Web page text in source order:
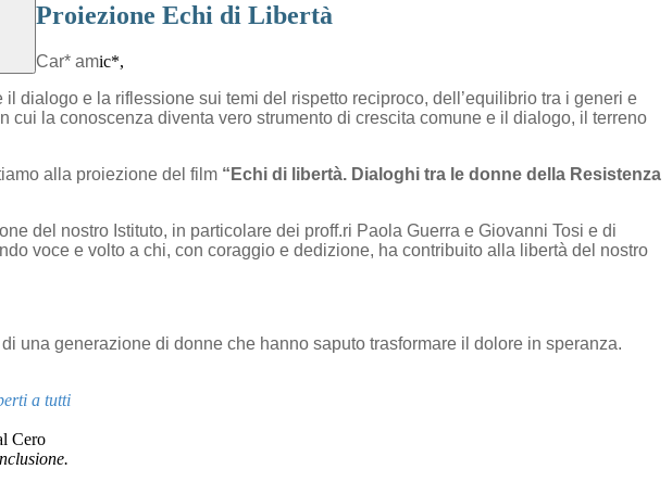
Proiezione Echi di Libertà
Car* amic*,
dialogo e la riflessione sui temi del rispetto reciproco, dell’equilibrio tra i generi e
la conoscenza diventa vero strumento di crescita comune e il dialogo, il terreno
alla proiezione del film “Echi di libertà. Dialoghi tra le donne della Resistenza
del nostro Istituto, in particolare dei proff.ri Paola Guerra e Giovanni Tosi e di
voce e volto a chi, con coraggio e dedizione, ha contribuito alla libertà del nostro
una generazione di donne che hanno saputo trasformare il dolore in speranza.
a tutti
Cero
nclusione.